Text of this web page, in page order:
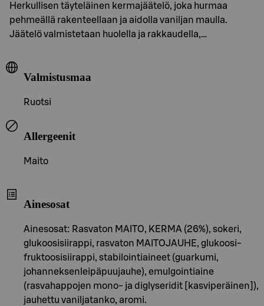
Herkullisen täyteläinen kermajäätelö, joka hurmaa
pehmeällä rakenteellaan ja aidolla vaniljan maulla.
Jäätelö valmistetaan huolella ja rakkaudella,…
Valmistusmaa
Ruotsi
Allergeenit
Maito
Ainesosat
Ainesosat: Rasvaton MAITO, KERMA (26%), sokeri,
glukoosisiirappi, rasvaton MAITOJAUHE, glukoosi-
fruktoosisiirappi, stabilointiaineet (guarkumi,
johanneksenleipäpuujauhe), emulgointiaine
(rasvahappojen mono- ja diglyseridit [kasviperäinen]),
jauhettu vaniljatanko, aromi.